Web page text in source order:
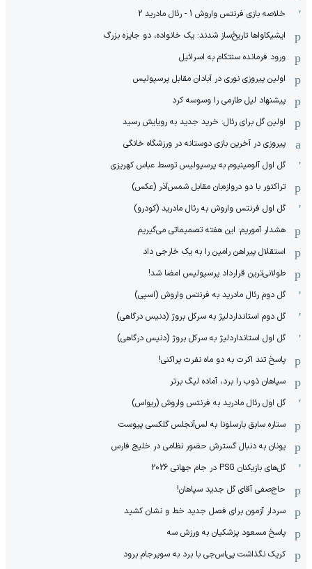
خلاصه بازی فرنتس واروش 1 - رئال مادرید 2
ایشیکاوا‌ها تاریخ‌ساز شدند: یک خانواده، دو جایزه بزرگ
ورود فرمانده سنتکام به اسرائیل
اولین پیروزی نوری در آبادان مقابل پرسپولیس
پیشنهاد لیل طارمی را وسوسه کرد
اولین گل برای رئال: خرید جدید به رویایش رسید
پیروزی در آخرین بازی دوستانه در ورزشگاه خانگی
گل اول آلومینیوم به پرسپولیس توسط عباس کهریزی
تراکتور با دو دروازه‌بان مقابل شمس‌آذر (عکس)
گل اول فرنتس واروش به رئال مادرید (کودرو)
هشدار آموریم: این هفته تصمیماتی می‌گیریم
استقلال پیراهن رامین را به یک خارجی داد
طولانی‌ترین قرارداد پرسپولیس امضا شد!
گل دوم رئال مادرید به فرنتس واروش (اسپی)
گل دوم استانداردلیژ به سرکل بروژ (دنیس درگاهی)
گل اول استانداردلیژ به سرکل بروژ (دنیس درگاهی)
پاسخ تند اکرت به دو ماه نفرت پراکنی!
سپاهان ذوب را برد، آماده لیگ برتر
گل اول رئال مادرید به فرنتس واروش (ریواس)
ستاره سابق بارسلونا به لس‌آنجلس گلکسی پیوست
یونان به دنبال گسترش حضور نظامی در خلیج فارس
گل‌های بازیکنان PSG در جام جهانی 2026
حاج‌صفی آقای گل جدید سپاهان!
سردار آزمون برای فصل جدید خط و نشان کشید
پاسخ مسعود پزشکیان به ورزش سه
کریک نگذاشت پی‌اس‌جی با برد به سوپرجام برود